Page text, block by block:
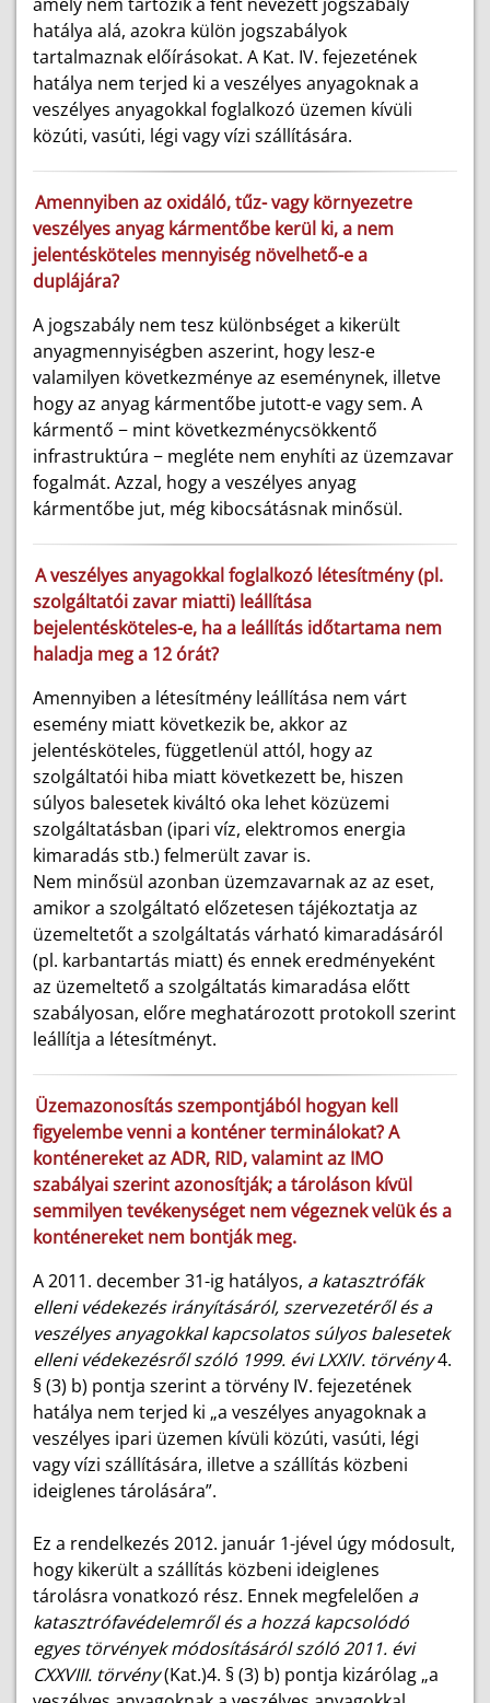
hatálya alá, azokra külön jogszabályok
tartalmaznak előírásokat. A Kat. IV. fejezetének
hatálya nem terjed ki a veszélyes anyagoknak a
veszélyes anyagokkal foglalkozó üzemen kívüli
közúti, vasúti, légi vagy vízi szállítására.
Amennyiben az oxidáló, tűz- vagy környezetre
veszélyes anyag kármentőbe kerül ki, a nem
jelentésköteles mennyiség növelhető-e a
duplájára?
A jogszabály nem tesz különbséget a kikerült
anyagmennyiségben aszerint, hogy lesz-e
valamilyen következménye az eseménynek, illetve
hogy az anyag kármentőbe jutott-e vagy sem. A
kármentő − mint következménycsökkentő
infrastruktúra − megléte nem enyhíti az üzemzavar
fogalmát. Azzal, hogy a veszélyes anyag
kármentőbe jut, még kibocsátásnak minősül.
A veszélyes anyagokkal foglalkozó létesítmény (pl.
szolgáltatói zavar miatti) leállítása
bejelentésköteles-e, ha a leállítás időtartama nem
haladja meg a 12 órát?
Amennyiben a létesítmény leállítása nem várt
esemény miatt következik be, akkor az
jelentésköteles, függetlenül attól, hogy az
szolgáltatói hiba miatt következett be, hiszen
súlyos balesetek kiváltó oka lehet közüzemi
szolgáltatásban (ipari víz, elektromos energia
kimaradás stb.) felmerült zavar is.
Nem minősül azonban üzemzavarnak az az eset,
amikor a szolgáltató előzetesen tájékoztatja az
üzemeltetőt a szolgáltatás várható kimaradásáról
(pl. karbantartás miatt) és ennek eredményeként
az üzemeltető a szolgáltatás kimaradása előtt
szabályosan, előre meghatározott protokoll szerint
leállítja a létesítményt.
Üzemazonosítás szempontjából hogyan kell
figyelembe venni a konténer terminálokat? A
konténereket az ADR, RID, valamint az IMO
szabályai szerint azonosítják; a tároláson kívül
semmilyen tevékenységet nem végeznek velük és a
konténereket nem bontják meg.
A 2011. december 31-ig hatályos, a katasztrófák
elleni védekezés irányításáról, szervezetéről és a
veszélyes anyagokkal kapcsolatos súlyos balesetek
elleni védekezésről szóló 1999. évi LXXIV. törvény4.
§ (3) b) pontja szerint a törvény IV. fejezetének
hatálya nem terjed ki „a veszélyes anyagoknak a
veszélyes ipari üzemen kívüli közúti, vasúti, légi
vagy vízi szállítására, illetve a szállítás közbeni
ideiglenes tárolására”.
Ez a rendelkezés 2012. január 1-jével úgy módosult,
hogy kikerült a szállítás közbeni ideiglenes
tárolásra vonatkozó rész. Ennek megfelelően a
katasztrófavédelemről és a hozzá kapcsolódó
egyes törvények módosításáról szóló 2011. évi
CXXVIII. törvény(Kat.)4. § (3) b) pontja kizárólag „a